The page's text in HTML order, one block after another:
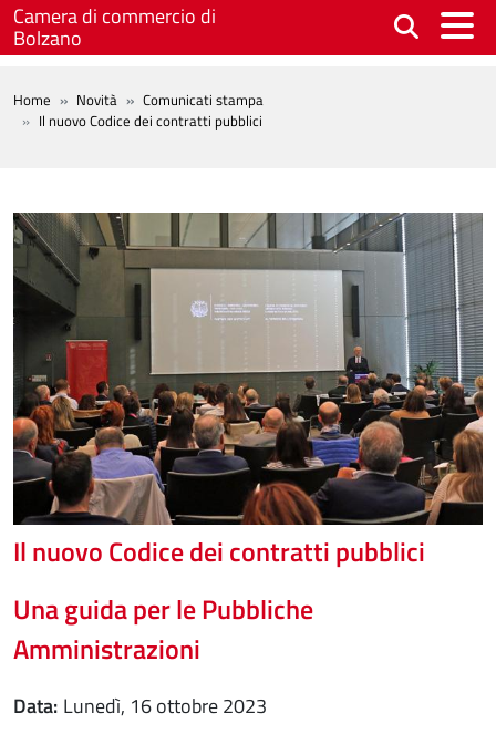
Salta al contenuto principale
Camera di commercio di
Bolzano
BREADCRUMB
Home Novità
Comunicati stampa
Il nuovo Codice dei contratti pubblici
Il nuovo Codice dei contratti pubblici
Una guida per le Pubbliche
Amministrazioni
Data
lunedì, 16 ottobre 2023